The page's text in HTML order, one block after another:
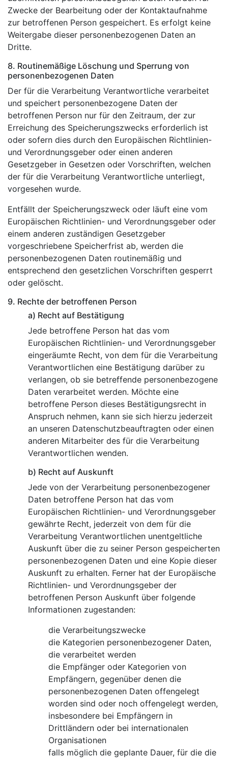
Zwecke der Bearbeitung oder der Kontaktaufnahme
zur betroffenen Person gespeichert. Es erfolgt keine
Weitergabe dieser personenbezogenen Daten an
Dritte.
8. Routinemäßige Löschung und Sperrung von
personenbezogenen Daten
Der für die Verarbeitung Verantwortliche verarbeitet
und speichert personenbezogene Daten der
betroffenen Person nur für den Zeitraum, der zur
Erreichung des Speicherungszwecks erforderlich ist
oder sofern dies durch den Europäischen Richtlinien-
und Verordnungsgeber oder einen anderen
Gesetzgeber in Gesetzen oder Vorschriften, welchen
der für die Verarbeitung Verantwortliche unterliegt,
vorgesehen wurde.
Entfällt der Speicherungszweck oder läuft eine vom
Europäischen Richtlinien- und Verordnungsgeber oder
einem anderen zuständigen Gesetzgeber
vorgeschriebene Speicherfrist ab, werden die
personenbezogenen Daten routinemäßig und
entsprechend den gesetzlichen Vorschriften gesperrt
oder gelöscht.
9. Rechte der betroffenen Person
a) Recht auf Bestätigung
Jede betroffene Person hat das vom
Europäischen Richtlinien- und Verordnungsgeber
eingeräumte Recht, von dem für die Verarbeitung
Verantwortlichen eine Bestätigung darüber zu
verlangen, ob sie betreffende personenbezogene
Daten verarbeitet werden. Möchte eine
betroffene Person dieses Bestätigungsrecht in
Anspruch nehmen, kann sie sich hierzu jederzeit
an unseren Datenschutzbeauftragten oder einen
anderen Mitarbeiter des für die Verarbeitung
Verantwortlichen wenden.
b) Recht auf Auskunft
Jede von der Verarbeitung personenbezogener
Daten betroffene Person hat das vom
Europäischen Richtlinien- und Verordnungsgeber
gewährte Recht, jederzeit von dem für die
Verarbeitung Verantwortlichen unentgeltliche
Auskunft über die zu seiner Person gespeicherten
personenbezogenen Daten und eine Kopie dieser
Auskunft zu erhalten. Ferner hat der Europäische
Richtlinien- und Verordnungsgeber der
betroffenen Person Auskunft über folgende
Informationen zugestanden:
die Verarbeitungszwecke
die Kategorien personenbezogener Daten,
die verarbeitet werden
die Empfänger oder Kategorien von
Empfängern, gegenüber denen die
personenbezogenen Daten offengelegt
worden sind oder noch offengelegt werden,
insbesondere bei Empfängern in
Drittländern oder bei internationalen
Organisationen
falls möglich die geplante Dauer, für die die